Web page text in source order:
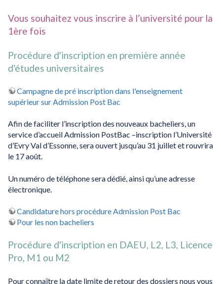
Vous souhaitez vous inscrire à l’université pour la
1ère fois
Procédure d'inscription en première année
d'études universitaires
Campagne de pré inscription dans l'enseignement
supérieur sur Admission Post Bac
Afin de faciliter l’inscription des nouveaux bacheliers, un
service d’accueil Admission PostBac –inscription l’Université
d’Evry Val d’Essonne, sera ouvert jusqu’au 31 juillet et rouvrira
le 17 août.
Un numéro de téléphone sera dédié, ainsi qu’une adresse
électronique.
Candidature hors procédure Admission Post Bac
Pour les non bacheliers
Procédure d'inscription en DAEU, L2, L3, Licence
Pro, M1 ou M2
Pour connaître la date limite de retour des dossiers nous vous